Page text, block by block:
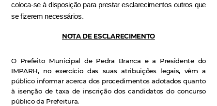
coloca-se à disposição para prestar esclarecimentos outros que
se fizerem necessários.
NOTA DE ESCLARECIMENTO
O Prefeito Municipal de Pedra Branca e a Presidente do
IMPARH, no exercício das suas atribuições legais, vêm a
público informar acerca dos procedimentos adotados quanto
à isenção de taxa de inscrição dos candidatos do concurso
público da Prefeitura.